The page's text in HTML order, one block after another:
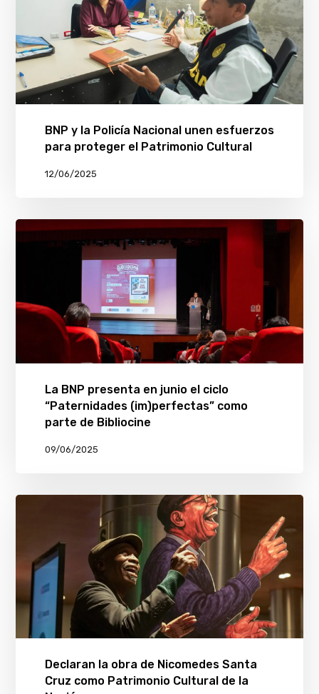
BNP y la Policía Nacional unen esfuerzos
para proteger el Patrimonio Cultural
12/06/2025
La BNP presenta en junio el ciclo
“Paternidades (im)perfectas” como
parte de Bibliocine
09/06/2025
Declaran la obra de Nicomedes Santa
Cruz como Patrimonio Cultural de la